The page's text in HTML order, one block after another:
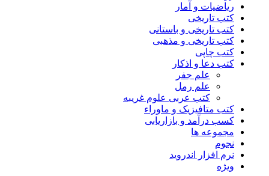
ریاضیات و آمار
کتب تاریخی
کتب تاریخی و باستانی
کتب تاریخی و مذهبی
کتب چاپی
کتب دعا و اذکار
علم جفر
علم رمل
کتب عربی علوم غریبه
کتب متافیزیک و ماوراء
کسب درآمد و بازاریابی
مجموعه ها
نجوم
نرم افزار اندروید
ویژه